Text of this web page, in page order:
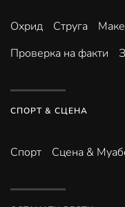
Охрид Струга
Проверка на факти
СПОРТ & СЦЕНА
Спорт Сцена &